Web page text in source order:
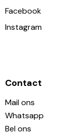
Facebook
Instagram
Contact
Mail ons
Whatsapp
Bel ons